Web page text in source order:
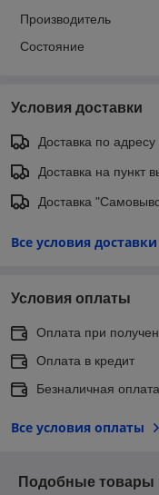
Производитель
Состояние
Условия доставки
Доставка по адресу
Доставка на пункт
Доставка
Все условия доставки
Условия оплаты
Оплата при
Оплата в кредит
Безналичная оплата
Все условия оплаты
Подобные товары